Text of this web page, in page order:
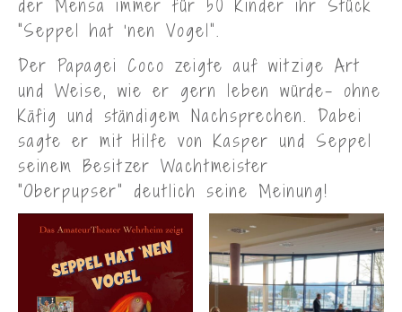
der Mensa immer für 50 Kinder ihr Stück
“Seppel hat ‘nen Vogel”.
Der Papagei Coco zeigte auf witzige Art
und Weise, wie er gern leben würde- ohne
Käfig und ständigem Nachsprechen. Dabei
sagte er mit Hilfe von Kasper und Seppel
seinem Besitzer Wachtmeister
“Oberpupser” deutlich seine Meinung!